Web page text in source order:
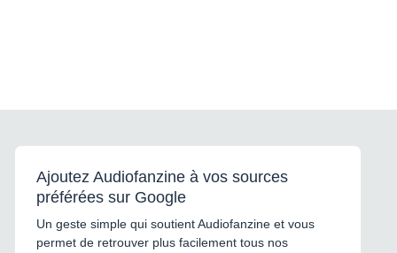
Ajoutez Audiofanzine à vos sources
préférées sur Google
Un geste simple qui soutient Audiofanzine et vous
permet de retrouver plus facilement tous nos